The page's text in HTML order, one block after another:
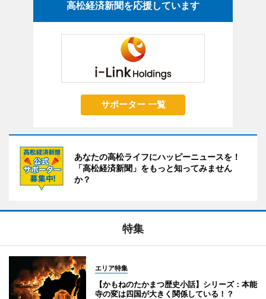
高松経済新聞を応援しています
サポーター 一覧
あなたの高松ライフにハッピーニュースを！
「高松経済新聞」をもっと知ってみません
か？
特集
エリア特集
【かもねのたかまつ歴史小話】シリーズ：本能
寺の変は四国が大きく関係している！？